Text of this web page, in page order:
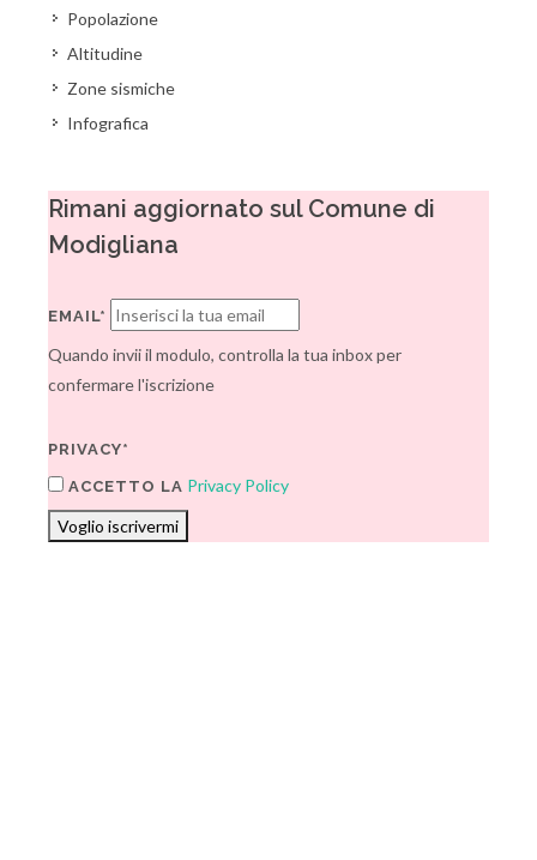
Popolazione
Altitudine
Zone sismiche
Infografica
Rimani aggiornato sul Comune di
Modigliana
EMAIL*
Quando invii il modulo, controlla la tua inbox per
confermare l'iscrizione
PRIVACY*
ACCETTO LA Privacy Policy
Voglio iscrivermi